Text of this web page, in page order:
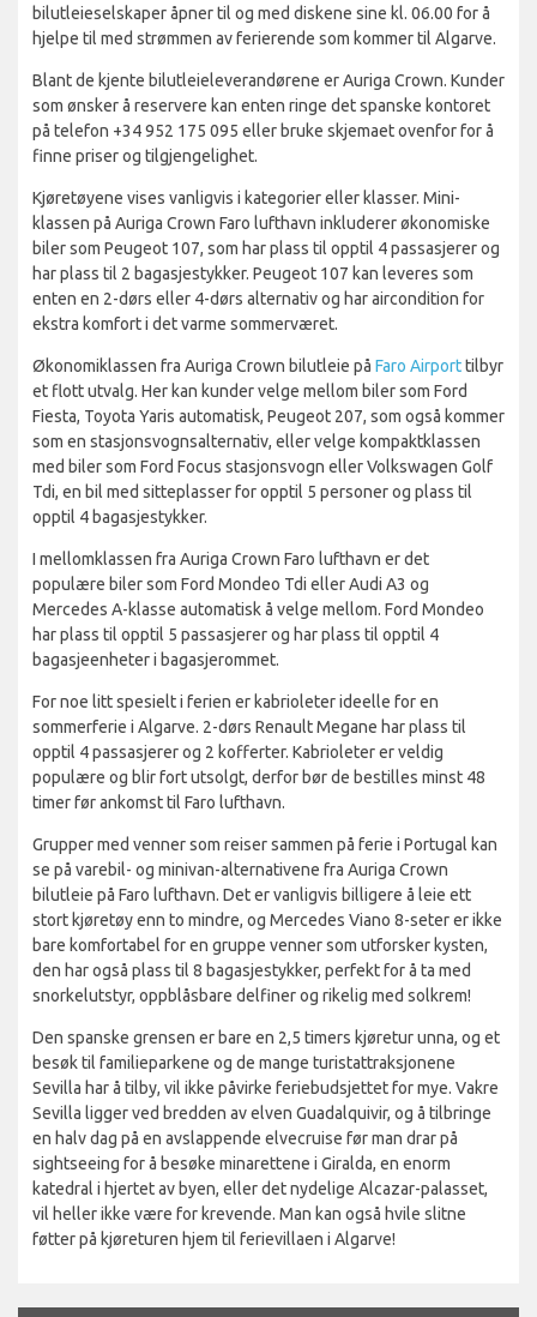
bilutleieselskaper åpner til og med diskene sine kl. 06.00 for å
hjelpe til med strømmen av ferierende som kommer til Algarve.
Blant de kjente bilutleieleverandørene er Auriga Crown. Kunder
som ønsker å reservere kan enten ringe det spanske kontoret
på telefon +34 952 175 095 eller bruke skjemaet ovenfor for å
finne priser og tilgjengelighet.
Kjøretøyene vises vanligvis i kategorier eller klasser. Mini-
klassen på Auriga Crown Faro lufthavn inkluderer økonomiske
biler som Peugeot 107, som har plass til opptil 4 passasjerer og
har plass til 2 bagasjestykker. Peugeot 107 kan leveres som
enten en 2-dørs eller 4-dørs alternativ og har aircondition for
ekstra komfort i det varme sommerværet.
Økonomiklassen fra Auriga Crown bilutleie på Faro Airporttilbyr
et flott utvalg. Her kan kunder velge mellom biler som Ford
Fiesta, Toyota Yaris automatisk, Peugeot 207, som også kommer
som en stasjonsvognsalternativ, eller velge kompaktklassen
med biler som Ford Focus stasjonsvogn eller Volkswagen Golf
Tdi, en bil med sitteplasser for opptil 5 personer og plass til
opptil 4 bagasjestykker.
I mellomklassen fra Auriga Crown Faro lufthavn er det
populære biler som Ford Mondeo Tdi eller Audi A3 og
Mercedes A-klasse automatisk å velge mellom. Ford Mondeo
har plass til opptil 5 passasjerer og har plass til opptil 4
bagasjeenheter i bagasjerommet.
For noe litt spesielt i ferien er kabrioleter ideelle for en
sommerferie i Algarve. 2-dørs Renault Megane har plass til
opptil 4 passasjerer og 2 kofferter. Kabrioleter er veldig
populære og blir fort utsolgt, derfor bør de bestilles minst 48
timer før ankomst til Faro lufthavn.
Grupper med venner som reiser sammen på ferie i Portugal kan
se på varebil- og minivan-alternativene fra Auriga Crown
bilutleie på Faro lufthavn. Det er vanligvis billigere å leie ett
stort kjøretøy enn to mindre, og Mercedes Viano 8-seter er ikke
bare komfortabel for en gruppe venner som utforsker kysten,
den har også plass til 8 bagasjestykker, perfekt for å ta med
snorkelutstyr, oppblåsbare delfiner og rikelig med solkrem!
Den spanske grensen er bare en 2,5 timers kjøretur unna, og et
besøk til familieparkene og de mange turistattraksjonene
Sevilla har å tilby, vil ikke påvirke feriebudsjettet for mye. Vakre
Sevilla ligger ved bredden av elven Guadalquivir, og å tilbringe
en halv dag på en avslappende elvecruise før man drar på
sightseeing for å besøke minarettene i Giralda, en enorm
katedral i hjertet av byen, eller det nydelige Alcazar-palasset,
vil heller ikke være for krevende. Man kan også hvile slitne
føtter på kjøreturen hjem til ferievillaen i Algarve!